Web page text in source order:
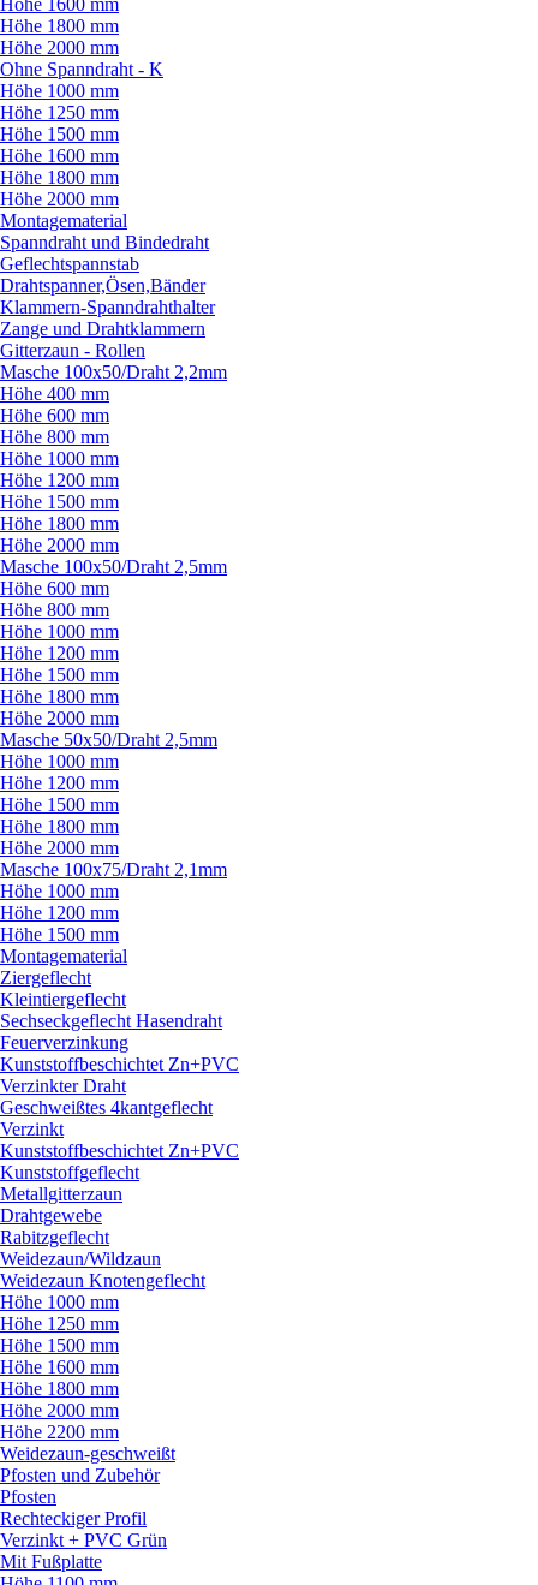
Höhe 1600 mm
Höhe 1800 mm
Höhe 2000 mm
Ohne Spanndraht - K
Höhe 1000 mm
Höhe 1250 mm
Höhe 1500 mm
Höhe 1600 mm
Höhe 1800 mm
Höhe 2000 mm
Montagematerial
Spanndraht und Bindedraht
Geflechtspannstab
Drahtspanner,Ösen,Bänder
Klammern-Spanndrahthalter
Zange und Drahtklammern
Gitterzaun - Rollen
Masche 100x50/Draht 2,2mm
Höhe 400 mm
Höhe 600 mm
Höhe 800 mm
Höhe 1000 mm
Höhe 1200 mm
Höhe 1500 mm
Höhe 1800 mm
Höhe 2000 mm
Masche 100x50/Draht 2,5mm
Höhe 600 mm
Höhe 800 mm
Höhe 1000 mm
Höhe 1200 mm
Höhe 1500 mm
Höhe 1800 mm
Höhe 2000 mm
Masche 50x50/Draht 2,5mm
Höhe 1000 mm
Höhe 1200 mm
Höhe 1500 mm
Höhe 1800 mm
Höhe 2000 mm
Masche 100x75/Draht 2,1mm
Höhe 1000 mm
Höhe 1200 mm
Höhe 1500 mm
Montagematerial
Ziergeflecht
Kleintiergeflecht
Sechseckgeflecht Hasendraht
Feuerverzinkung
Kunststoffbeschichtet Zn+PVC
Verzinkter Draht
Geschweißtes 4kantgeflecht
Verzinkt
Kunststoffbeschichtet Zn+PVC
Kunststoffgeflecht
Metallgitterzaun
Drahtgewebe
Rabitzgeflecht
Weidezaun/Wildzaun
Weidezaun Knotengeflecht
Höhe 1000 mm
Höhe 1250 mm
Höhe 1500 mm
Höhe 1600 mm
Höhe 1800 mm
Höhe 2000 mm
Höhe 2200 mm
Weidezaun-geschweißt
Pfosten und Zubehör
Pfosten
Rechteckiger Profil
Verzinkt + PVC Grün
Mit Fußplatte